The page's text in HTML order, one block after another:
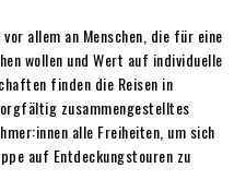
allem an Menschen, die für eine
wollen und Wert auf individuelle
finden die Reisen in
zusammengestelltes
alle Freiheiten, um sich
auf Entdeckungstouren zu